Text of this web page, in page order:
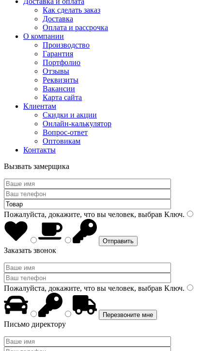
Как сделать заказ
Доставка
Оплата и рассрочка
О компании
Производство
Гарантия
Портфолио
Отзывы
Реквизиты
Вакансии
Карта сайта
Клиентам
Скидки и акции
Онлайн-калькулятор
Вопрос-ответ
Оптовикам
Контакты
Вызвать замерщика
Пожалуйста, докажите, что вы человек, выбрав Ключ.
Заказать звонок
Пожалуйста, докажите, что вы человек, выбрав Ключ.
Письмо директору